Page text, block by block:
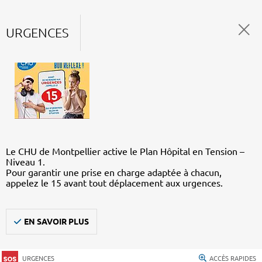
URGENCES
Le CHU de Montpellier active le Plan Hôpital en Tension –
Niveau 1.
Pour garantir une prise en charge adaptée à chacun,
appelez le 15 avant tout déplacement aux urgences.
EN SAVOIR PLUS
URGENCES ACCÈS RAPIDES